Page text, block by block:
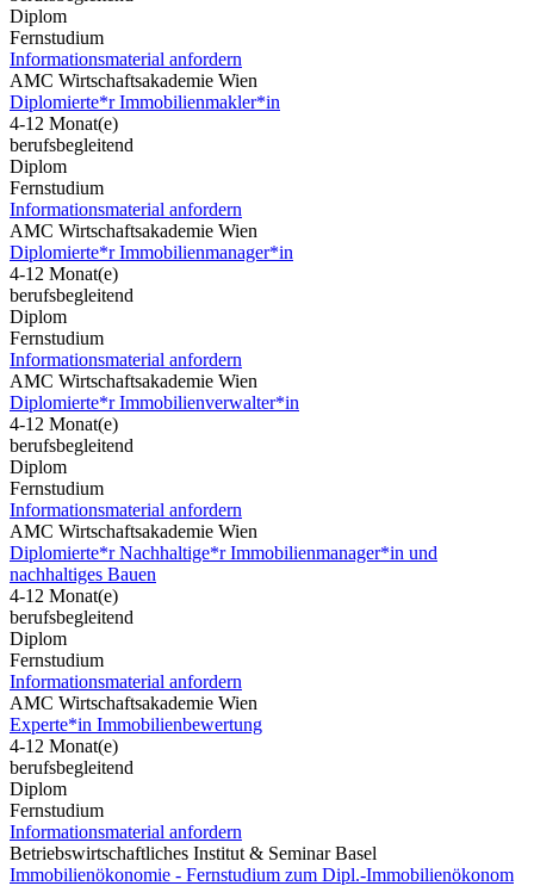
Diplom
Fernstudium
Informationsmaterial anfordern
AMC Wirtschaftsakademie Wien
Diplomierte*r Immobilienmakler*in
4-12 Monat(e)
berufsbegleitend
Diplom
Fernstudium
Informationsmaterial anfordern
AMC Wirtschaftsakademie Wien
Diplomierte*r Immobilienmanager*in
4-12 Monat(e)
berufsbegleitend
Diplom
Fernstudium
Informationsmaterial anfordern
AMC Wirtschaftsakademie Wien
Diplomierte*r Immobilienverwalter*in
4-12 Monat(e)
berufsbegleitend
Diplom
Fernstudium
Informationsmaterial anfordern
AMC Wirtschaftsakademie Wien
Diplomierte*r Nachhaltige*r Immobilienmanager*in und
nachhaltiges Bauen
4-12 Monat(e)
berufsbegleitend
Diplom
Fernstudium
Informationsmaterial anfordern
AMC Wirtschaftsakademie Wien
Experte*in Immobilienbewertung
4-12 Monat(e)
berufsbegleitend
Diplom
Fernstudium
Informationsmaterial anfordern
Betriebswirtschaftliches Institut & Seminar Basel
Immobilienökonomie - Fernstudium zum Dipl.-Immobilienökonom